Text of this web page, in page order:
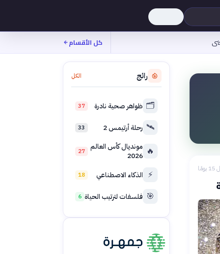
كل الأقسام
رائج الكل
🗂️ ظواهر صحية نادرة 37
🛰️ رحلة أرتيمس 2 33
🔥 مونديال كأس العالم
2026
27
⚡ الذكاء الاصطناعي 18
🎯 فلسفات لترتيب الحياة 6